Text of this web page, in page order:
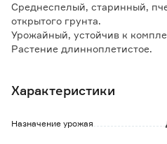
Среднеспелый, старинный,
открытого грунта.
Урожайный, устойчив к
Растение длинноплетистое.
Назначение универсальное,
Характеристики
Назначение урожая